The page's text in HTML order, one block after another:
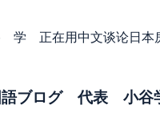
正在用中文谈论日本房
ブログ 代表 小谷